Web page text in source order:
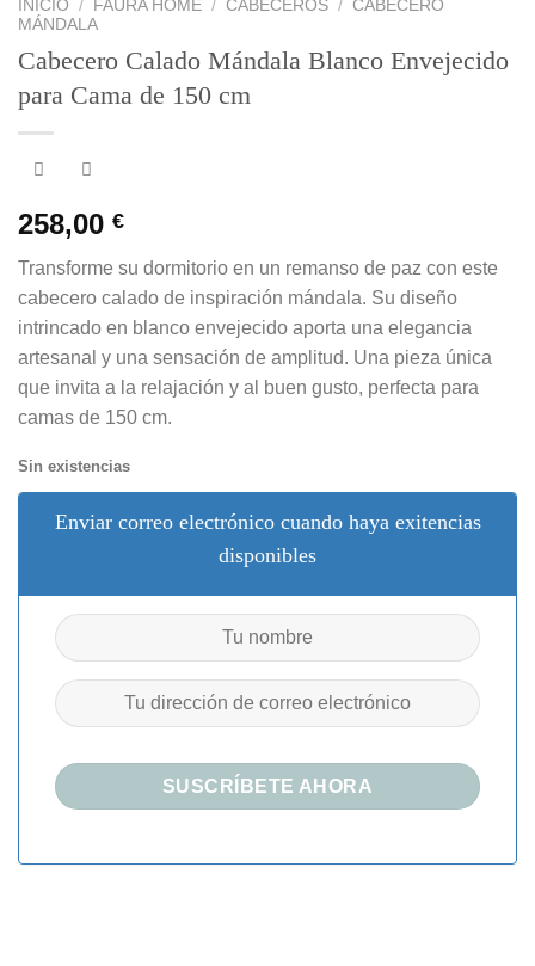
INICIO / FAURA HOME / CABECEROS / CABECERO
MÁNDALA
Cabecero Calado Mándala Blanco Envejecido
para Cama de 150 cm
258,00 €
Transforme su dormitorio en un remanso de paz con este
cabecero calado de inspiración mándala. Su diseño
intrincado en blanco envejecido aporta una elegancia
artesanal y una sensación de amplitud. Una pieza única
que invita a la relajación y al buen gusto, perfecta para
camas de 150 cm.
Sin existencias
Enviar correo electrónico cuando haya exitencias
disponibles